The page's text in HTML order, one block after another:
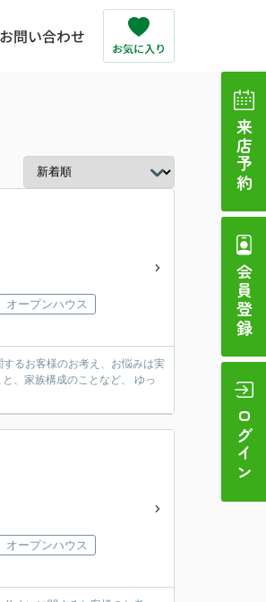
お問い合わせ
来店予約
会員登録
ログイン
オープンハウス
、家族構成のことなど、 ゆっ
オープンハウス